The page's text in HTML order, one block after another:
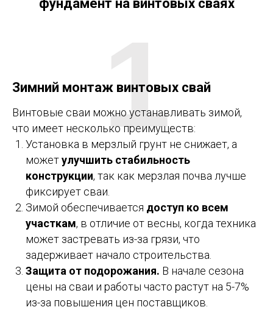
фундамент на винтовых сваях
Зимний монтаж винтовых свай
Винтовые сваи можно устанавливать зимой,
что имеет несколько преимуществ:
Установка в мерзлый грунт не снижает, а
можетулучшить стабильность
конструкции, так как мерзлая почва лучше
фиксирует сваи.
Зимой обеспечивается доступ ко всем
участкам, в отличие от весны, когда техника
может застревать из-за грязи, что
задерживает начало строительства.
Защита от подорожания. В начале сезона
цены на сваи и работы часто растут на 5-7%
из-за повышения цен поставщиков.
1